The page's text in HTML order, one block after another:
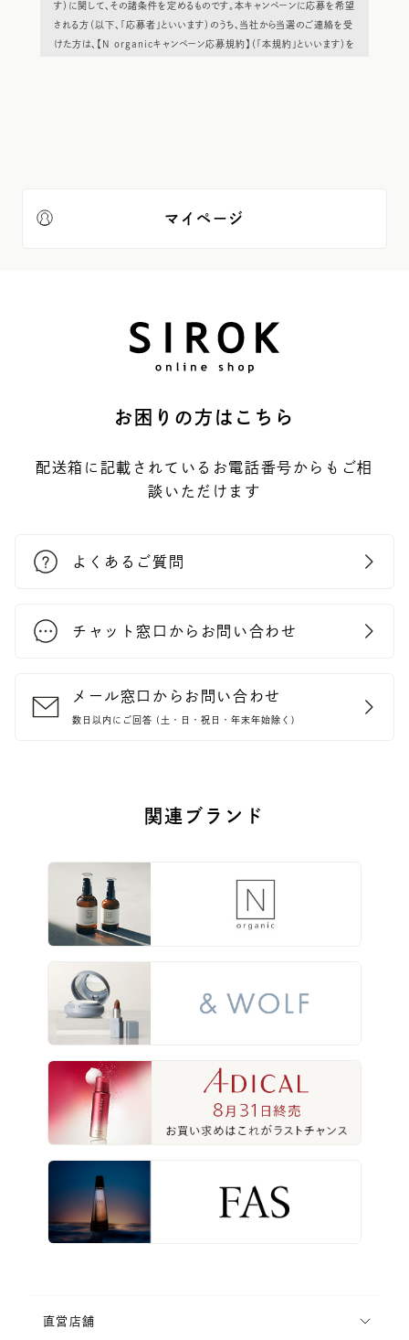
す）に関して、その諸条件を定めるものです。本キャンペーンに応募を希望
される方（以下、「応募者」といいます）のうち、当社から当選のご連絡を受
けた方は、【N organicキャンペーン応募規約】（「本規約」といいます）を
(1)当社および第三者の商品の販売、販売の勧誘等を含む本キャンペー
(4)本キャンペーンのアフターケア、問い合わせ対応
(5)本キャンペーンの運営に関する事柄についての連絡、追加サービス等
(7)その他前各号に付随する業務対応
者に開示しないものとし、かつ本キャンペーンを提供していく上で必要な
範囲を超えて利用しないものとします。
(3)個人情報保護法その他の法令により認められた場合
4. 当社が当選者から取得した個人情報は、商品の発送および、サポート
【個人情報の取り扱い】
・ご応募、当選によりお預かりした個人情報等データにつきましては、株式
以下のような場合はご当選が無効となります。
・賞品送付先が海外住所の場合
・賞品発送用の入力フォームを他者に開示した場合
・同じ投稿アカウントから複数の当選入力があった場合
・指定期限以内に賞品発送用の入力フォームへの登録が完了されない場
・投稿いただいた内容を削除した場合
・指定のハッシュタグをつけずに投稿した場合及び投稿後に削除した場
・投稿後にアカウント名を変更、またはアカウントを削除した場合
・アカウントを非公開とされている場合
・N organic公式Twitterアカウント（@Norganic_JP）をフォローせず
に投稿した場合
・及び投稿後にフォローを解除した場合
・Twitterのルールとポリシーに反する不正なアカウント（架空のアカウン
・著作権など第三者の権利を侵害するもの、名誉・信用を毀損するもの、
迷惑行為となるもの、その他法令違反となるもの、及びそのおそれがあると
弊社が判断したもの
・第三者や他社（その製品を含む）を誹謗中傷する表現、差別的な表現、
マイページ
お困りの方はこちら
配送箱に記載されているお電話番号からもご相
談いただけます
よくあるご質問
チャット窓口からお問い合わせ
メール窓口からお問い合わせ
数日以内にご回答 (土・日・祝日・年末年始除く)
関連ブランド
直営店舗